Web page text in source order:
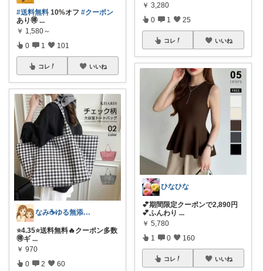
#送料無料 10%オフ #クーポン
あり🉐 ...
￥ 1,580～
0 1 101
コレ いいね
なみ☕ゆる無添加🌱5歳差姉妹
⭐️4.35⭐️送料無料🔥クーポン多数
🉐ギ ...
￥ 970
0 2 60
￥ 3,280
0 1 25
コレ いいね
ひなひな
💕期間限定クーポンで2,890円
💕ふんわり ...
￥ 5,780
1 0 160
コレ いいね